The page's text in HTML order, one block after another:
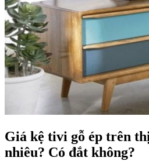
Giá kệ tivi gỗ ép trên
nhiêu? Có đắt không?